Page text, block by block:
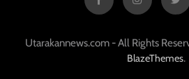
Utarakannews.com - All Rights
BlazeThemes.